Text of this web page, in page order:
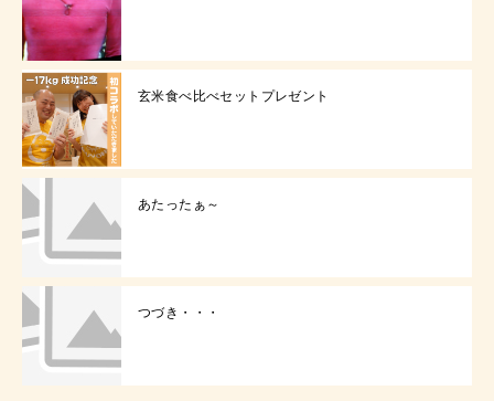
玄米食べ比べセットプレゼント
あたったぁ～
つづき・・・